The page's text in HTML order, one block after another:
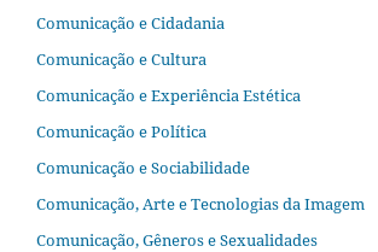
Comunicação e Cidadania
Comunicação e Cultura
Comunicação e Experiência Estética
Comunicação e Política
Comunicação e Sociabilidade
Comunicação, Arte e Tecnologias da Imagem
Comunicação, Gêneros e Sexualidades